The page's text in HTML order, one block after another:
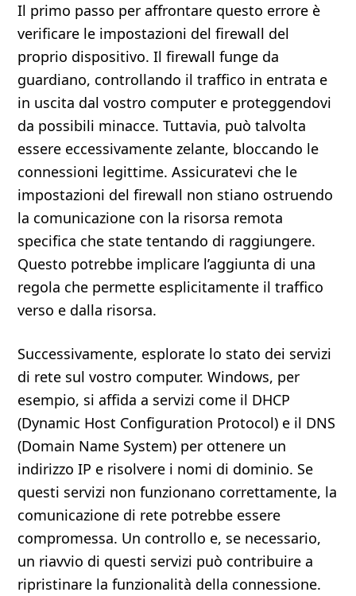
Il primo passo per affrontare questo errore è
verificare le impostazioni del firewall del
proprio dispositivo. Il firewall funge da
guardiano, controllando il traffico in entrata e
in uscita dal vostro computer e proteggendovi
da possibili minacce. Tuttavia, può talvolta
essere eccessivamente zelante, bloccando le
connessioni legittime. Assicuratevi che le
impostazioni del firewall non stiano ostruendo
la comunicazione con la risorsa remota
specifica che state tentando di raggiungere.
Questo potrebbe implicare l’aggiunta di una
regola che permette esplicitamente il traffico
verso e dalla risorsa.
Successivamente, esplorate lo stato dei servizi
di rete sul vostro computer. Windows, per
esempio, si affida a servizi come il DHCP
(Dynamic Host Configuration Protocol) e il DNS
(Domain Name System) per ottenere un
indirizzo IP e risolvere i nomi di dominio. Se
questi servizi non funzionano correttamente, la
comunicazione di rete potrebbe essere
compromessa. Un controllo e, se necessario,
un riavvio di questi servizi può contribuire a
ripristinare la funzionalità della connessione.